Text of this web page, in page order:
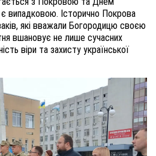
є випадковою. Історично Покрова
які вважали Богородицю своєю
вшановує не лише сучасних
віри та захисту української